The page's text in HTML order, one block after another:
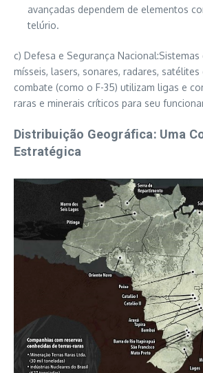
avançadas dependem de elementos
telúrio.
c) Defesa e Segurança
mísseis, lasers, sonares, radares, satélites
combate (como o F-35) utilizam ligas e
raras e minerais críticos para seu
Distribuição Geográfica: Uma
Estratégica